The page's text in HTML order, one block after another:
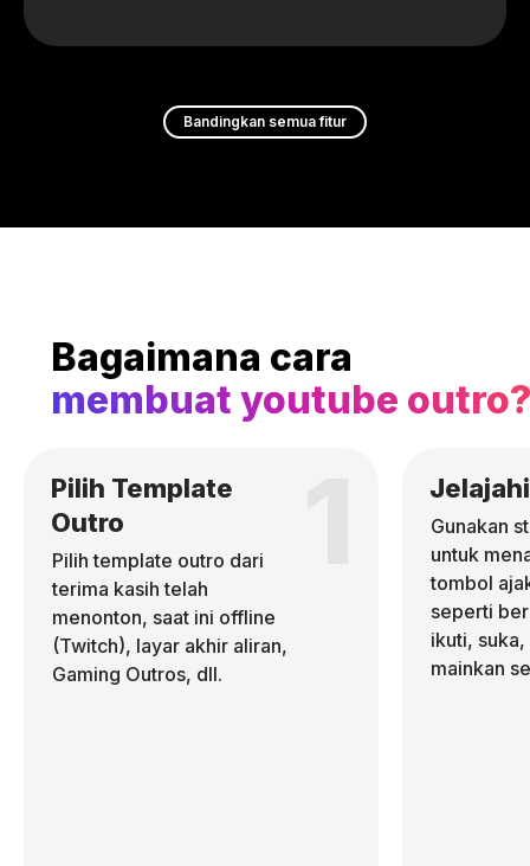
Bandingkan semua fitur
Bagaimana cara
membuat youtube outro?
Pilih Template
Outro
Pilih template outro dari
terima kasih telah
menonton, saat ini offline
(Twitch), layar akhir aliran,
Gaming Outros, dll.
Gunakan
untuk
tombol
seperti
ikuti,
mainkan